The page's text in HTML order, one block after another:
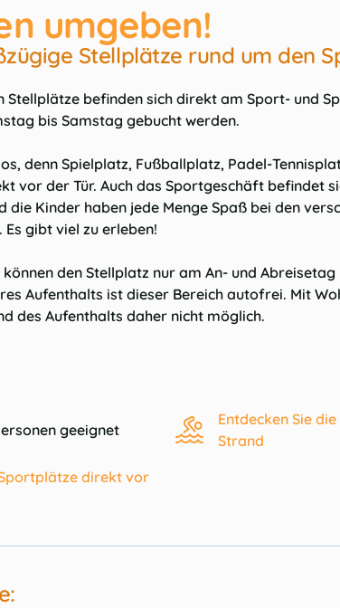
umgeben!
Stellplätze rund um den
Stellplätze befinden sich direkt am Sport- und
bis Samstag gebucht werden.
denn Spielplatz, Fußballplatz, Padel-
vor der Tür. Auch das Sportgeschäft befindet
die Kinder haben jede Menge Spaß bei den
gibt viel zu erleben!
können den Stellplatz nur am An- und
Aufenthalts ist dieser Bereich autofrei. Mit
des Aufenthalts daher nicht möglich.
geeignet
Entdecken Sie
Strand
direkt vor